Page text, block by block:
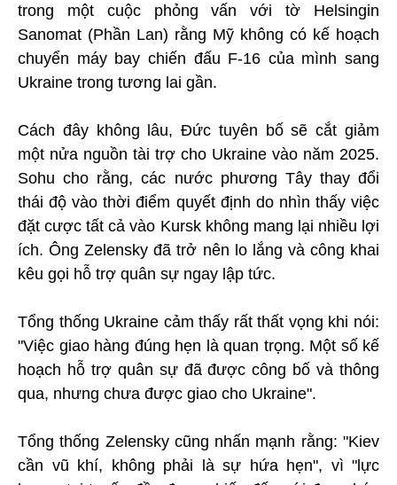
trong một cuộc phỏng vấn với tờ Helsingin
Sanomat (Phần Lan) rằng Mỹ không có kế hoạch
chuyển máy bay chiến đấu F-16 của mình sang
Ukraine trong tương lai gần.
Cách đây không lâu, Đức tuyên bố sẽ cắt giảm
một nửa nguồn tài trợ cho Ukraine vào năm 2025.
Sohu cho rằng, các nước phương Tây thay đổi
thái độ vào thời điểm quyết định do nhìn thấy việc
đặt cược tất cả vào Kursk không mang lại nhiều lợi
ích. Ông Zelensky đã trở nên lo lắng và công khai
kêu gọi hỗ trợ quân sự ngay lập tức.
Tổng thống Ukraine cảm thấy rất thất vọng khi nói:
"Việc giao hàng đúng hẹn là quan trọng. Một số kế
hoạch hỗ trợ quân sự đã được công bố và thông
qua, nhưng chưa được giao cho Ukraine".
Tổng thống Zelensky cũng nhấn mạnh rằng: "Kiev
cần vũ khí, không phải là sự hứa hẹn", vì "lực